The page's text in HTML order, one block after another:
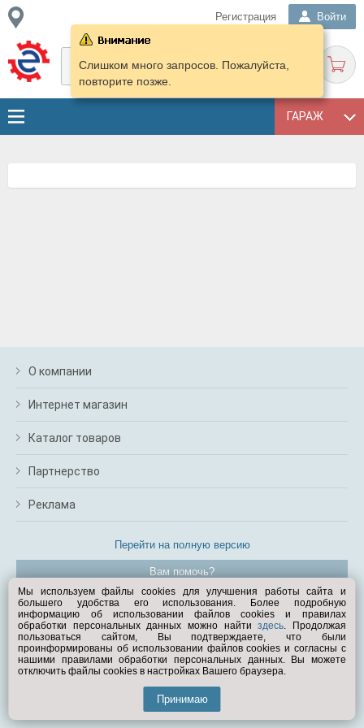
Регистрация Войти
ГАРАЖ
Слишком много запросов. Пожалуйста,
повторите позже.
О компании
Интернет магазин
Каталог товаров
Партнерство
Реклама
Перейти на полную версию
Вам помочь?
© Exist.ru 1998—2026
Мы используем файлы cookies для улучшения работы сайта и
большего удобства его использования. Более подробную
информацию об использовании файлов cookies и правилах
обработки персональных данных можно найтиздесь. Продолжая
пользоваться сайтом, Вы подтверждаете, что были
проинформированы об использовании файлов cookies и согласны с
нашими правилами обработки персональных данных. Вы можете
отключить файлы cookies в настройках Вашего браузера.
Принимаю